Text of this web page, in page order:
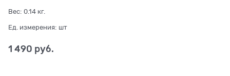
Вес: 0.14 кг.
Ед. измерения: шт
1 490 руб.